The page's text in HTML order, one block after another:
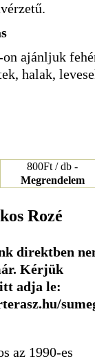
on ajánljuk
halak,
800Ft / db -
Megrendelem
Rozé
direktben
Kérjük
adja le:
az 1990-es